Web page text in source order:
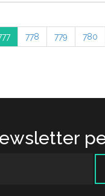
778 779 780